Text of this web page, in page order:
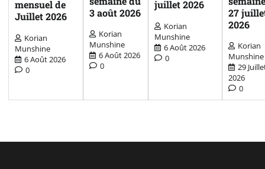
mensuel de
Juillet 2026
Korian
Munshine
6 Août 2026
0
3 août 2026
Korian
Munshine
6 Août 2026
0
juillet 2026
Korian
Munshine
6 Août 2026
0
27
2026
Korian
Munshine
29
2026
0